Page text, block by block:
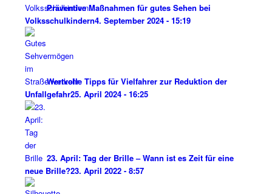
Präventive Maßnahmen für gutes Sehen bei
Volksschulkindern4. September 2024 - 15:19
Wertvolle Tipps für Vielfahrer zur Reduktion der
Unfallgefahr25. April 2024 - 16:25
23. April: Tag der Brille – Wann ist es Zeit für eine
neue Brille?23. April 2022 - 8:57